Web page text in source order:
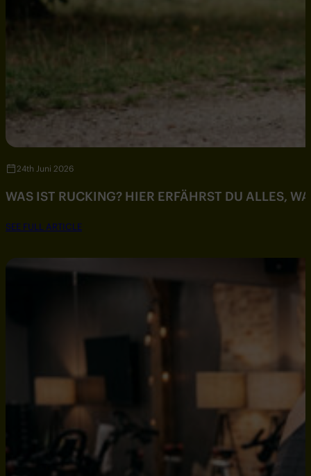
24th Juni 2026
WAS IST RUCKING? HIER ERFÄHRST DU ALLES,
SEE FULL ARTICLE